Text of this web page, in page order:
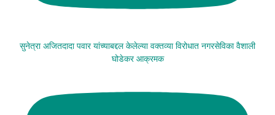
सुनेत्रा अजितदादा पवार यांच्याबद्दल केलेल्या वक्तव्या विरोधात नगरसेविका वैशाली
घोडेकर आक्रमक